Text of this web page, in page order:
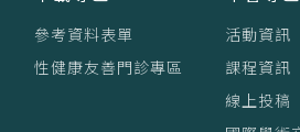
參考資料表單
性健康友善門診專區
活動資訊
課程資訊
線上投稿